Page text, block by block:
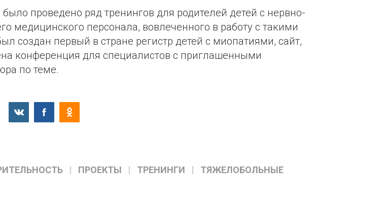
проведено ряд тренингов для родителей детей с нервно-
персонала, вовлеченного в работу с такими
создан первый в стране регистр детей с миопатиями, сайт,
конференция для специалистов с приглашенными
по теме.
ПРОЕКТЫ ТРЕНИНГИ ТЯЖЕЛОБОЛЬНЫЕ